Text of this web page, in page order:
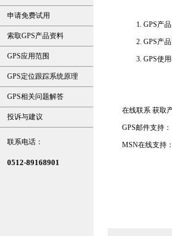
申请免费试用
索取GPS产品资料
GPS应用范围
GPS定位跟踪系统原理
GPS相关问题解答
投诉与建议
联系电话 ：
0512-89168901
1. GPS产品
2. GPS产品
3. GPS使用
在线联系 获
GPS邮件支
MSN在线支